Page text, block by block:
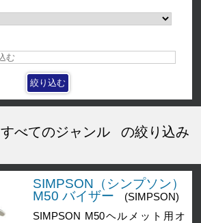
すべてのジャンル
の絞り込み
SIMPSON（シンプソン）
M50 バイザー
(SIMPSON)
SIMPSON M50ヘルメット用オ